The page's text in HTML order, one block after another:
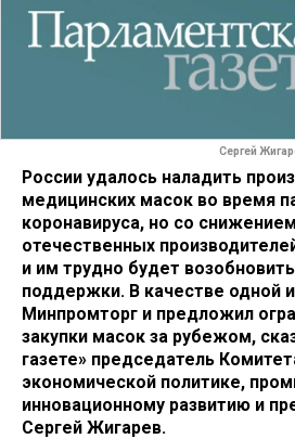
Сергей
России удалось наладить
медицинских масок во время
коронавируса, но со
отечественных
и им трудно будет
поддержки. В качестве одной
Минпромторг и предложил
закупки масок за рубежом,
газете» председатель
экономической политике,
инновационному развитию и
Сергей Жигарев.